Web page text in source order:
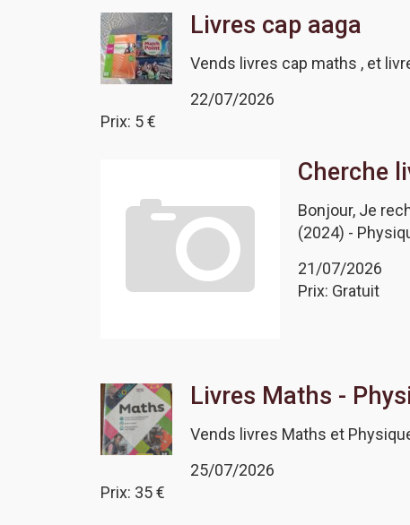
Livres cap aaga
Vends livres cap maths , et
22/07/2026
Prix: 5 €
Cherche
Bonjour, Je
(2024) -
21/07/2026
Prix: Gratuit
Livres Maths -
Vends livres Maths et
25/07/2026
Prix: 35 €